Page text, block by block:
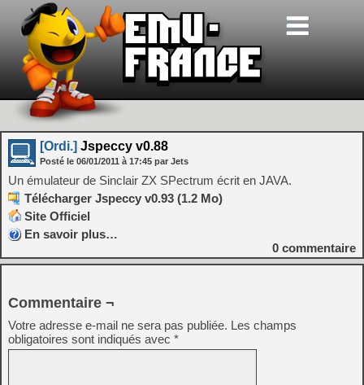
[Ordi.] Jspeccy v0.88
Posté le 06/01/2011 à 17:45 par Jets
Un émulateur de Sinclair ZX SPectrum écrit en JAVA.
Télécharger Jspeccy v0.93 (1.2 Mo)
Site Officiel
En savoir plus…
0 commentaire
Commentaire ¬
Votre adresse e-mail ne sera pas publiée. Les champs
obligatoires sont indiqués avec *